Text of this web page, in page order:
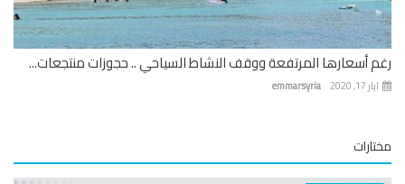
رغم أسعارها المرتفعة ووقف النشاط السياحي .. حجوزات منتجعات...
emmarsyria ايار 17, 2020
مختارات